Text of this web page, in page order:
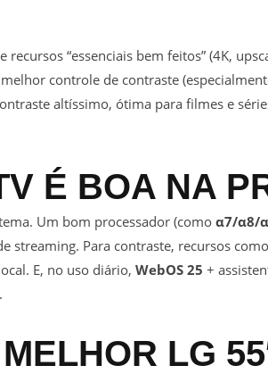
“essenciais bem feitos” (4K,
controle de contraste
altíssimo, ótima para filmes e
É BOA NA
Um bom processador (como α7/α8/
streaming. Para contraste, recursos como
E, no uso diário, WebOS 25 +
LG